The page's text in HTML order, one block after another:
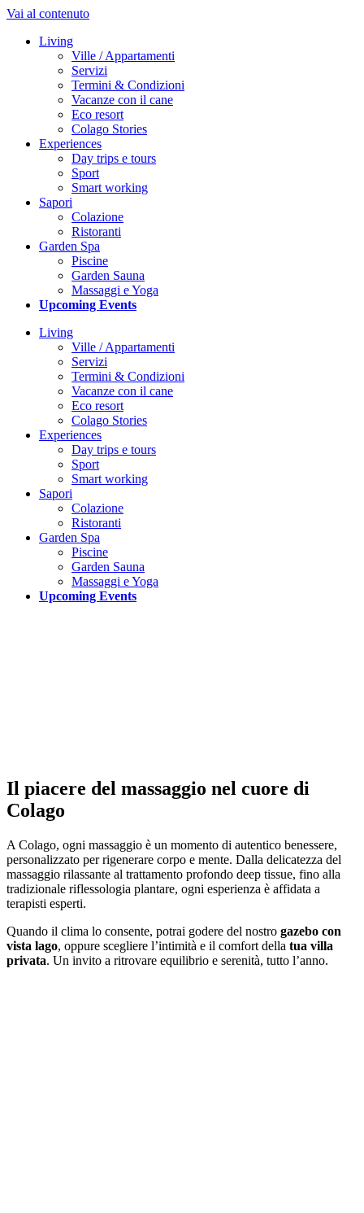
Vai al contenuto
Living
Ville / Appartamenti
Servizi
Termini & Condizioni
Vacanze con il cane
Eco resort
Colago Stories
Experiences
Day trips e tours
Sport
Smart working
Sapori
Colazione
Ristoranti
Garden Spa
Piscine
Garden Sauna
Massaggi e Yoga
Upcoming Events
Living
Ville / Appartamenti
Servizi
Termini & Condizioni
Vacanze con il cane
Eco resort
Colago Stories
Experiences
Day trips e tours
Sport
Smart working
Sapori
Colazione
Ristoranti
Garden Spa
Piscine
Garden Sauna
Massaggi e Yoga
Upcoming Events
Il piacere del massaggio nel cuore di
Colago
A Colago, ogni massaggio è un momento di autentico benessere,
personalizzato per rigenerare corpo e mente. Dalla delicatezza del
massaggio rilassante al trattamento profondo deep tissue, fino alla
tradizionale riflessologia plantare, ogni esperienza è affidata a
terapisti esperti.
Quando il clima lo consente, potrai godere del nostro gazebo con
vista lago, oppure scegliere l’intimità e il comfort della tua villa
privata. Un invito a ritrovare equilibrio e serenità, tutto l’anno.